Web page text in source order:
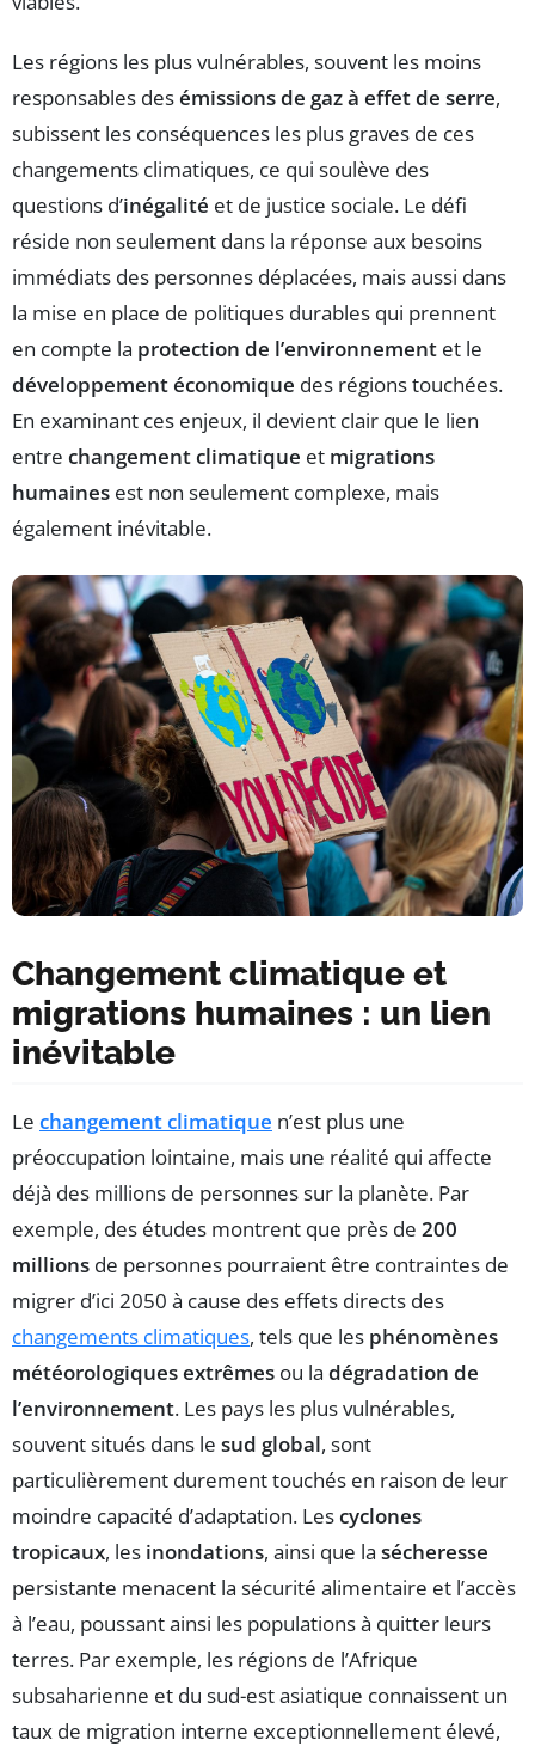
Les régions les plus vulnérables, souvent les moins
responsables desémissions de gaz à effet de serre,
subissent les conséquences les plus graves de ces
changements climatiques, ce qui soulève des
questions d’inégalité et de justice sociale. Le défi
réside non seulement dans la réponse aux besoins
immédiats des personnes déplacées, mais aussi dans
la mise en place de politiques durables qui prennent
en compte la protection de l’environnement et le
développement économique des régions touchées.
En examinant ces enjeux, il devient clair que le lien
entre changement climatique et migrations
humaines est non seulement complexe, mais
également inévitable.
Changement climatique et
migrations humaines : un lien
inévitable
Le changement climatique n’est plus une
préoccupation lointaine, mais une réalité qui affecte
déjà des millions de personnes sur la planète. Par
exemple, des études montrent que près de 200
millions de personnes pourraient être contraintes de
migrer d’ici 2050 à cause des effets directs des
changements climatiques, tels que les phénomènes
météorologiques extrêmes ou la dégradation de
l’environnement. Les pays les plus vulnérables,
souvent situés dans le sud global, sont
particulièrement durement touchés en raison de leur
moindre capacité d’adaptation. Lescyclones
tropicaux, les inondations, ainsi que la sécheresse
persistante menacent la sécurité alimentaire et l’accès
à l’eau, poussant ainsi les populations à quitter leurs
terres. Par exemple, les régions de l’Afrique
subsaharienne et du sud-est asiatique connaissent un
taux de migration interne exceptionnellement élevé,